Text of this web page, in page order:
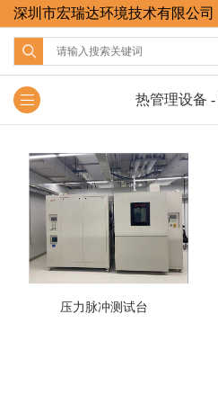
深圳市宏瑞达环境技术有限公司
热管理设备 -
压力脉冲测试台